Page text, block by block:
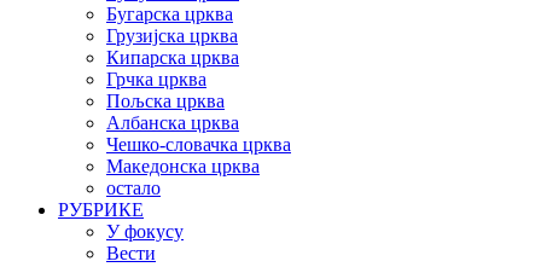
Бугарска црква
Грузијска црква
Кипарска црква
Грчка црква
Пољска црква
Албанска црква
Чешко-словачка црква
Македонска црква
остало
РУБРИКЕ
У фокусу
Вести